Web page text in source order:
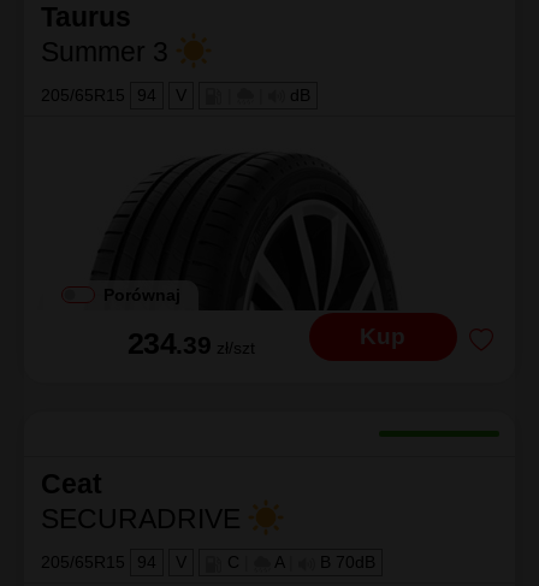
Taurus
Summer 3
205/65R15 94 V dB
Porównaj
234.39 zł/szt Kup
Ceat
SECURADRIVE
205/65R15 94 V C A B 70dB